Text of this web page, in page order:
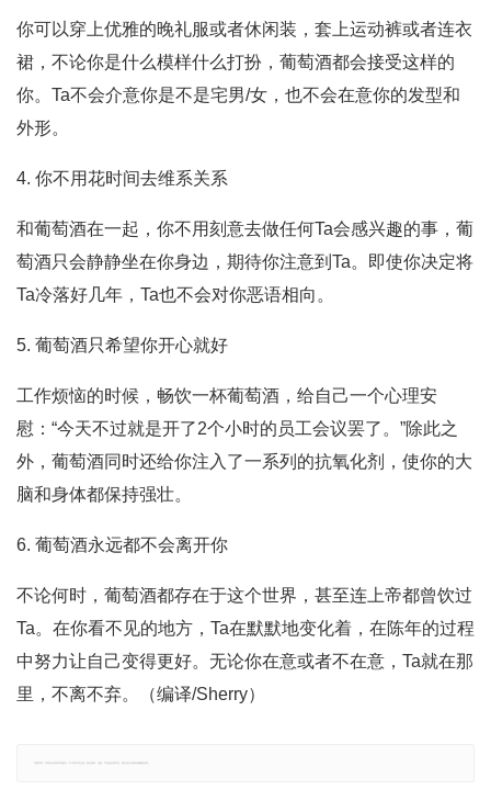
你可以穿上优雅的晚礼服或者休闲装，套上运动裤或者连衣
裙，不论你是什么模样什么打扮，葡萄酒都会接受这样的
你。Ta不会介意你是不是宅男/女，也不会在意你的发型和
外形。
4. 你不用花时间去维系关系
和葡萄酒在一起，你不用刻意去做任何Ta会感兴趣的事，葡
萄酒只会静静坐在你身边，期待你注意到Ta。即使你决定将
Ta冷落好几年，Ta也不会对你恶语相向。
5. 葡萄酒只希望你开心就好
工作烦恼的时候，畅饮一杯葡萄酒，给自己一个心理安
慰：“今天不过就是开了2个小时的员工会议罢了。”除此之
外，葡萄酒同时还给你注入了一系列的抗氧化剂，使你的大
脑和身体都保持强壮。
6. 葡萄酒永远都不会离开你
不论何时，葡萄酒都存在于这个世界，甚至连上帝都曾饮过
Ta。在你看不见的地方，Ta在默默地变化着，在陈年的过程
中努力让自己变得更好。无论你在意或者不在意，Ta就在那
里，不离不弃。（编译/Sherry）
郑重声明：文章仅代表原作者观点，不代表本站立场；如有侵权、违规，可直接反馈本站，我们将会作修改或删除处理。